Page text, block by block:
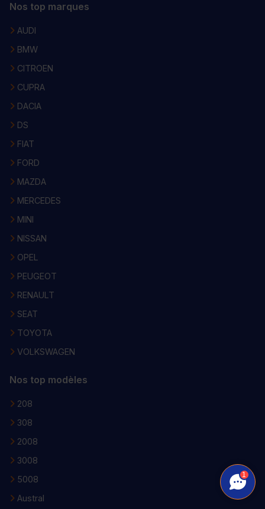
Nos top marques
AUDI
BMW
CITROEN
CUPRA
DACIA
DS
FIAT
FORD
MAZDA
MERCEDES
MINI
NISSAN
OPEL
PEUGEOT
RENAULT
SEAT
TOYOTA
VOLKSWAGEN
Nos top modèles
208
308
2008
3008
5008
Austral
1